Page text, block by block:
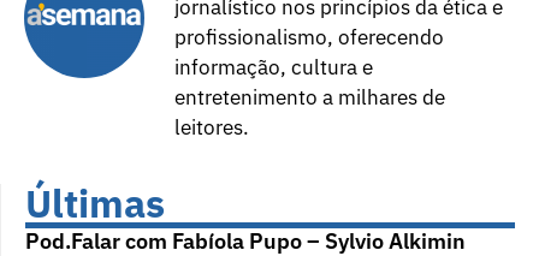
jornalístico nos princípios da ética e
profissionalismo, oferecendo
informação, cultura e
entretenimento a milhares de
leitores.
Últimas
Pod.Falar com Fabíola Pupo – Sylvio Alkimin